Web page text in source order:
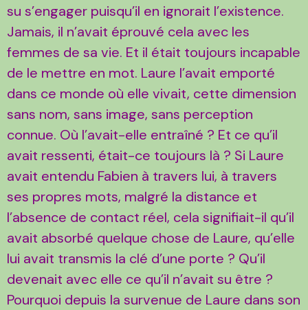
su s’engager puisqu’il en ignorait l’existence.
Jamais, il n’avait éprouvé cela avec les
femmes de sa vie. Et il était toujours incapable
de le mettre en mot. Laure l’avait emporté
dans ce monde où elle vivait, cette dimension
sans nom, sans image, sans perception
connue. Où l’avait-elle entraîné ? Et ce qu’il
avait ressenti, était-ce toujours là ? Si Laure
avait entendu Fabien à travers lui, à travers
ses propres mots, malgré la distance et
l’absence de contact réel, cela signifiait-il qu’il
avait absorbé quelque chose de Laure, qu’elle
lui avait transmis la clé d’une porte ? Qu’il
devenait avec elle ce qu’il n’avait su être ?
Pourquoi depuis la survenue de Laure dans son